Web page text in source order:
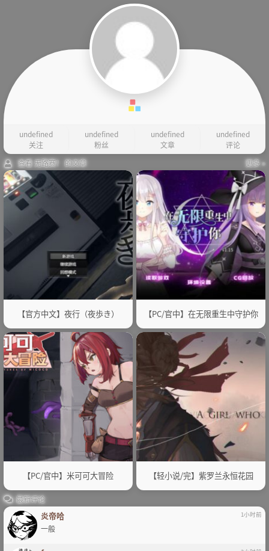
undefined
关注
undefined
粉丝
undefined
文章
undefined
评论
查看 无路赛！ 的文章
更多 »
【官方中文】夜行（夜歩き） 【PC/官中】在无限重生中守护你
【PC/官中】米可可大冒险 【轻小说/完】紫罗兰永恒花园
最新评论
炎帝哈 1小时前
一般